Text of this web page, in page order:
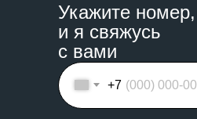
Укажите номер,
и я свяжусь
с вами
+7